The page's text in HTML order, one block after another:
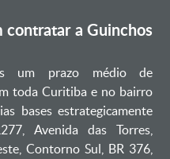
contratar a Guinchos
um prazo médio de
toda Curitiba e no bairro
bases estrategicamente
Avenida das Torres,
Contorno Sul, BR 376,